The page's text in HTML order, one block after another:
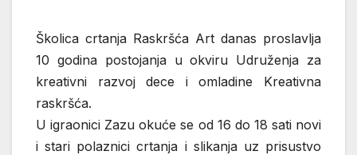
Školica crtanja Raskršća Art danas proslavlja
10 godina postojanja u okviru Udruženja za
kreativni razvoj dece i omladine Kreativna
raskršća.
U igraonici Zazu okuće se od 16 do 18 sati novi
i stari polaznici crtanja i slikanja uz prisustvo